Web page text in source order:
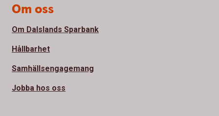
Om oss
Om Dalslands Sparbank
Hållbarhet
Samhällsengagemang
Jobba hos oss